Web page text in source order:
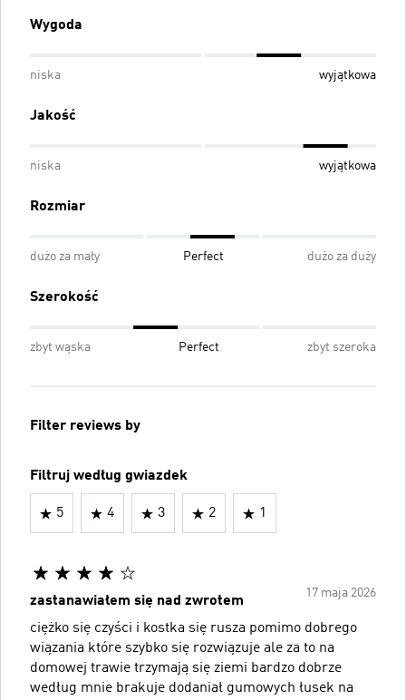
Wygoda
niska wyjątkowa
Jakość
niska wyjątkowa
Rozmiar
dużo za mały Perfect dużo za duży
Szerokość
zbyt wąska Perfect zbyt szeroka
Filter reviews by
Filtruj według gwiazdek
5 4 3 2 1
17 maja 2026
zastanawiałem się nad zwrotem
ciężko się czyści i kostka się rusza pomimo dobrego
wiązania które szybko się rozwiązuje ale za to na
domowej trawie trzymają się ziemi bardzo dobrze
według mnie brakuje dodaniał gumowych łusek na